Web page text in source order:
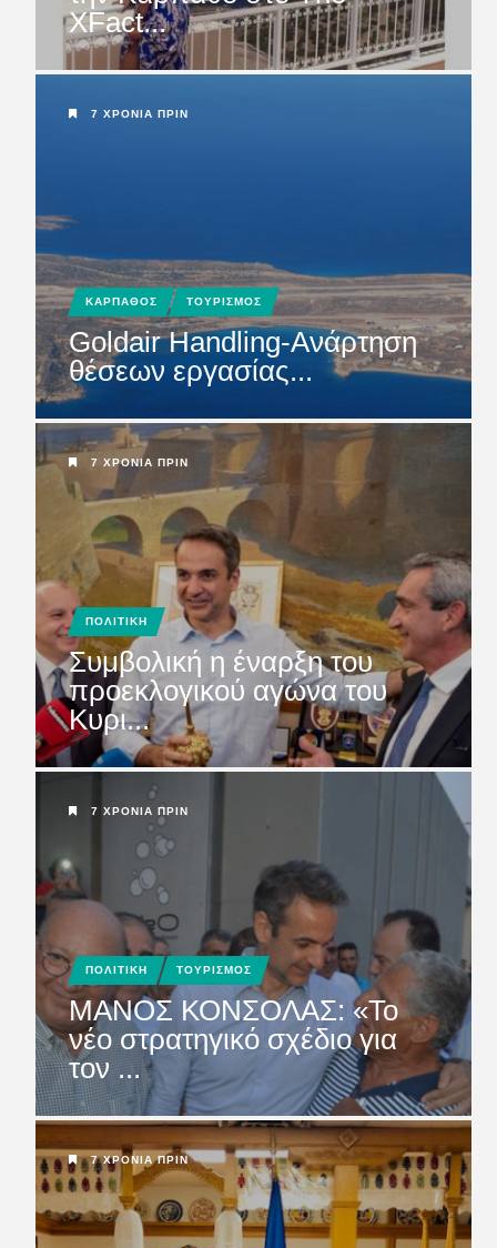
ΜΕΛΕΤΗ ΛΙΜΑΝΙΟΥ
ΚΑΡΠΑΘΟΥ: Να μη χαθεί
άσκοπα και ά...
XFact...
7 ΧΡΌΝΙΑ ΠΡΙΝ
ΚΑΡΠΑΘΟΣ ΤΟΥΡΙΣΜΟΣ
Goldair Handling-Ανάρτηση
θέσεων εργασίας...
7 ΧΡΌΝΙΑ ΠΡΙΝ
ΠΟΛΙΤΙΚΗ
Συμβολική η έναρξη του
προεκλογικού αγώνα του
Κυρι...
7 ΧΡΌΝΙΑ ΠΡΙΝ
ΠΟΛΙΤΙΚΗ ΤΟΥΡΙΣΜΟΣ
ΜΑΝΟΣ ΚΟΝΣΟΛΑΣ: «Το
νέο στρατηγικό σχέδιο για
τον ...
7 ΧΡΌΝΙΑ ΠΡΙΝ